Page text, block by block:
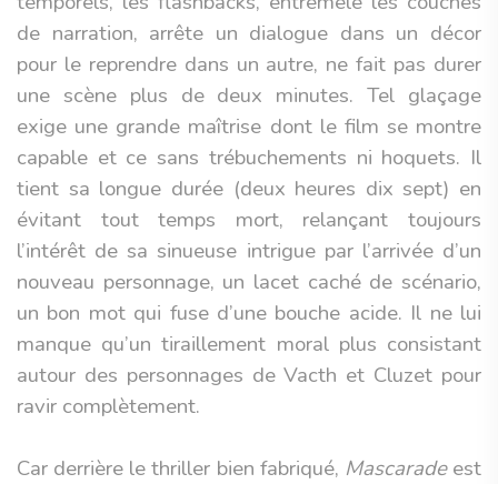
de narration, arrête un dialogue dans un décor
pour le reprendre dans un autre, ne fait pas durer
une scène plus de deux minutes. Tel glaçage
exige une grande maîtrise dont le film se montre
capable et ce sans trébuchements ni hoquets. Il
tient sa longue durée (deux heures dix sept) en
évitant tout temps mort, relançant toujours
l’intérêt de sa sinueuse intrigue par l’arrivée d’un
nouveau personnage, un lacet caché de scénario,
un bon mot qui fuse d’une bouche acide. Il ne lui
manque qu’un tiraillement moral plus consistant
autour des personnages de Vacth et Cluzet pour
ravir complètement.
Car derrière le thriller bien fabriqué, Mascaradeest